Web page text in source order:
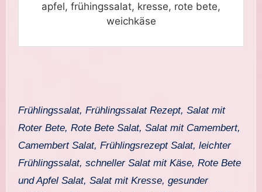
apfel, frühingssalat, kresse, rote bete,
weichkäse
Frühlingssalat, Frühlingssalat Rezept, Salat mit
Roter Bete, Rote Bete Salat, Salat mit Camembert,
Camembert Salat, Frühlingsrezept Salat, leichter
Frühlingssalat, schneller Salat mit Käse, Rote Bete
und Apfel Salat, Salat mit Kresse, gesunder